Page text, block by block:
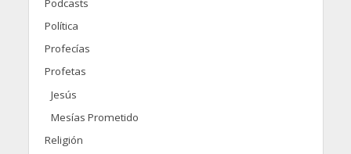
Podcasts
Política
Profecías
Profetas
Jesús
Mesías Prometido
Religión